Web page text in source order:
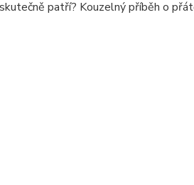
patří? Kouzelný příběh o